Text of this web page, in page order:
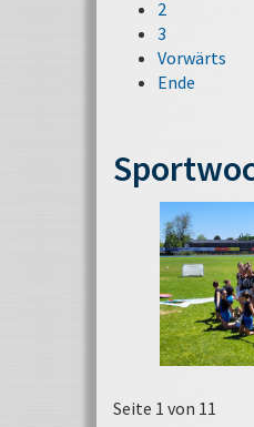
2
3
Vorwärts
Ende
Seite 1 von 11